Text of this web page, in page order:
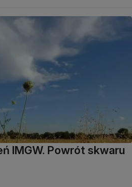
IMGW. Powrót skwaru